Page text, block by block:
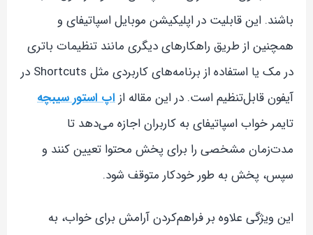
باشند. این قابلیت در اپلیکیشن موبایل اسپاتیفای و
همچنین از طریق راهکارهای دیگری مانند تنظیمات باتری
در مک یا استفاده از برنامه‌های کاربردی مثل Shortcuts در
آیفون قابل‌تنظیم است. در این مقاله ازاپ استور سیبچه
تایمر خواب اسپاتیفای به کاربران اجازه می‌دهد تا
مدت‌زمان مشخصی را برای پخش محتوا تعیین کنند و
سپس، پخش به طور خودکار متوقف شود.
این ویژگی علاوه بر فراهم‌کردن آرامش برای خواب، به